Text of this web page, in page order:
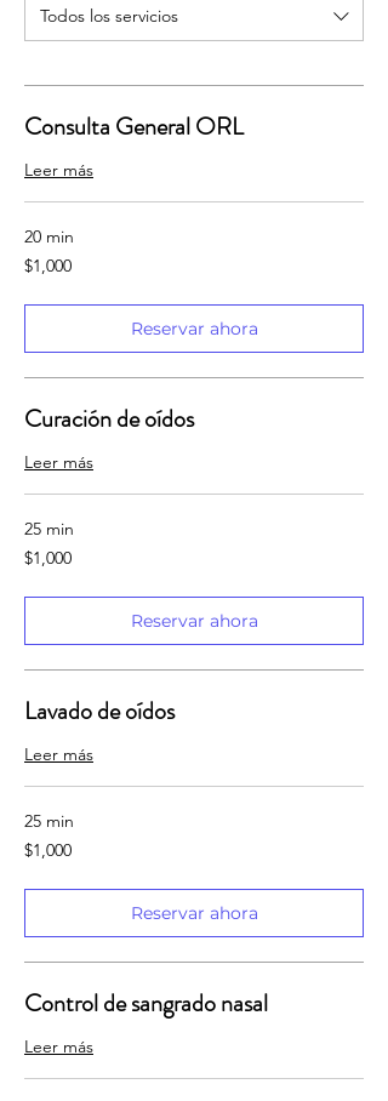
Todos los servicios
Consulta General ORL
Leer más
20 min
1,000
pesos
$1,000
Reservar ahora
Curación de oídos
Leer más
25 min
1,000
pesos
$1,000
Reservar ahora
Lavado de oídos
Leer más
25 min
1,000
pesos
$1,000
Reservar ahora
Control de sangrado nasal
Leer más